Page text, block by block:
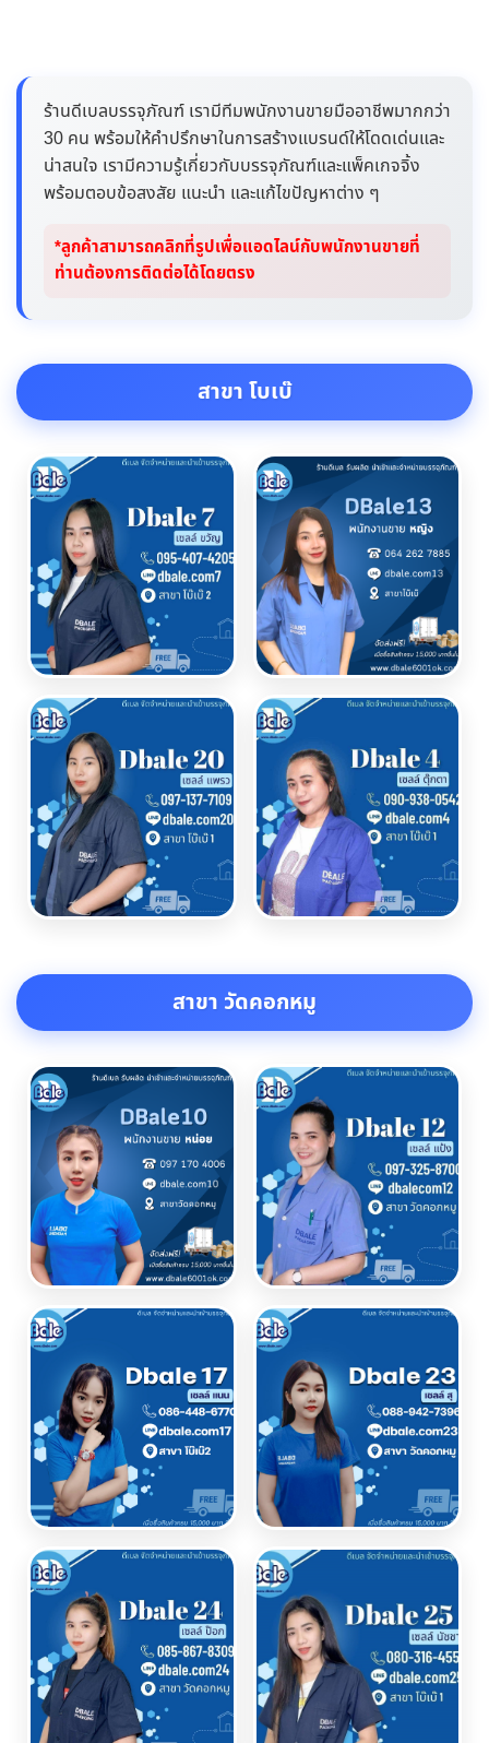
ร้านดีเบลบรรจุภัณฑ์ เรามีทีมพนักงานขายมืออาชีพมากกว่า
30 คน พร้อมให้คำปรึกษาในการสร้างแบรนด์ให้โดดเด่นและ
น่าสนใจ เรามีความรู้เกี่ยวกับบรรจุภัณฑ์และแพ็คเกจจิ้ง
พร้อมตอบข้อสงสัย แนะนำ และแก้ไขปัญหาต่าง ๆ
*ลูกค้าสามารถคลิกที่รูปเพื่อแอดไลน์กับพนักงานขายที่
ท่านต้องการติดต่อได้โดยตรง
สาขา โบเบ๊
สาขา วัดคอกหมู